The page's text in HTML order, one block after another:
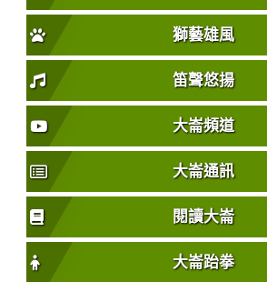
獅藝雄風
笛聲悠揚
大崙頻道
大崙通訊
閱讀大崙
大崙跆拳